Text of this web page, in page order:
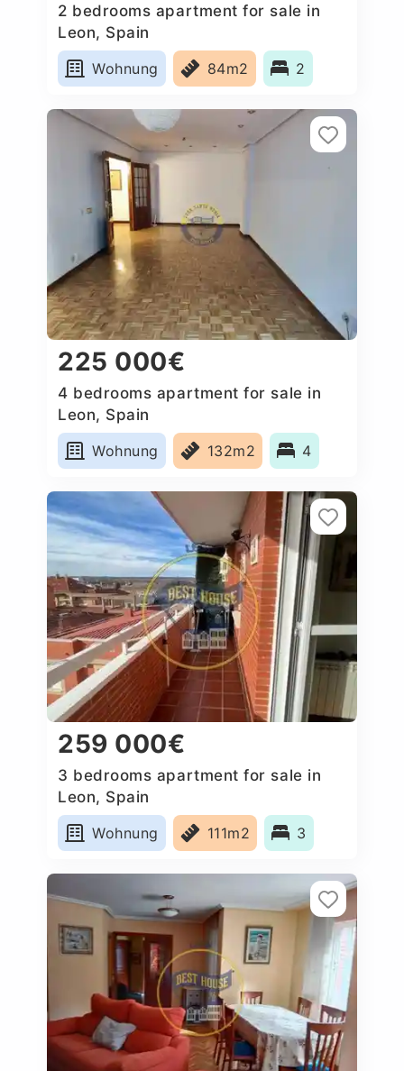
2 bedrooms apartment for sale in
Leon, Spain
Wohnung
84m2 2
225 000€
4 bedrooms apartment for sale in
Leon, Spain
Wohnung
132m2 4
259 000€
3 bedrooms apartment for sale in
Leon, Spain
Wohnung
111m2 3